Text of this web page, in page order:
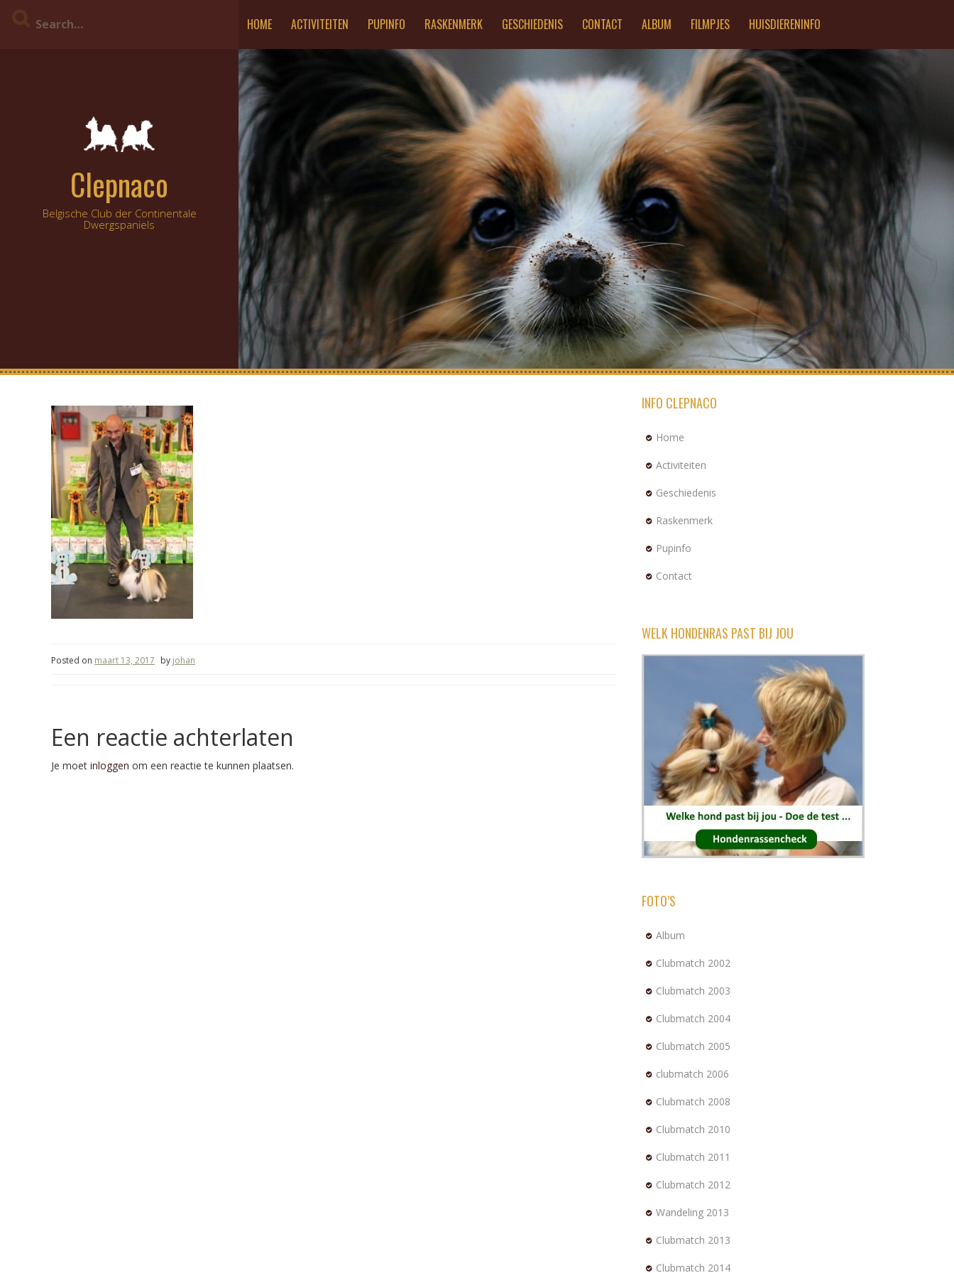
HOME ACTIVITEITEN PUPINFO RASKENMERK GESCHIEDENIS CONTACT ALBUM FILMPJES HUISDIERENINFO
Clepnaco
Belgische Club der Continentale
Dwergspaniels
Posted on maart 13, 2017 by johan
Een reactie achterlaten
Je moet inloggen om een reactie te kunnen plaatsen.
INFO CLEPNACO
Home
Activiteiten
Geschiedenis
Raskenmerk
Pupinfo
Contact
WELK HONDENRAS PAST BIJ JOU
FOTO’S
Album
Clubmatch 2002
Clubmatch 2003
Clubmatch 2004
Clubmatch 2005
clubmatch 2006
Clubmatch 2008
Clubmatch 2010
Clubmatch 2011
Clubmatch 2012
Wandeling 2013
Clubmatch 2013
Clubmatch 2014